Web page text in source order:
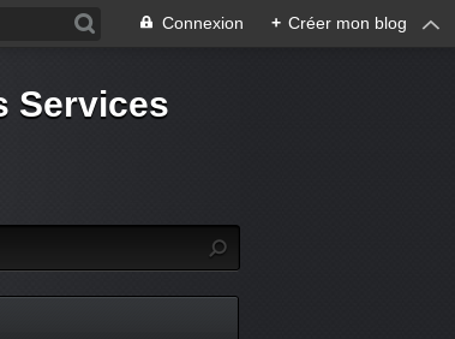
Connexion + Créer mon blog
Services